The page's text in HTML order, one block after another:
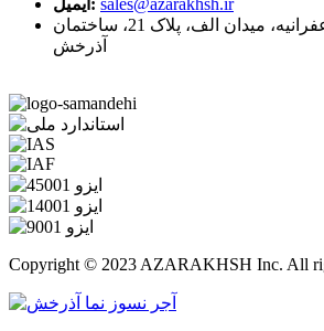
ایمیل: sales@azarakhsh.ir
تهران، زعفرانیه، میدان الف، پلاک 21، ساختمان
آذرخش
Copyright © 2023 AZARAKHSH Inc. All